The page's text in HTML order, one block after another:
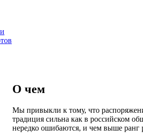
О чем
Мы привыкли к тому, что
традиция сильна как в российском
нередко ошибаются, и чем выше ранг